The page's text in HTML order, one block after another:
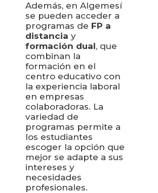
Además, en Algemesí
se pueden acceder a
programas de FP a
distancia y
formación dual, que
combinan la
formación en el
centro educativo con
la experiencia laboral
en empresas
colaboradoras. La
variedad de
programas permite a
los estudiantes
escoger la opción que
mejor se adapte a sus
intereses y
necesidades
profesionales.